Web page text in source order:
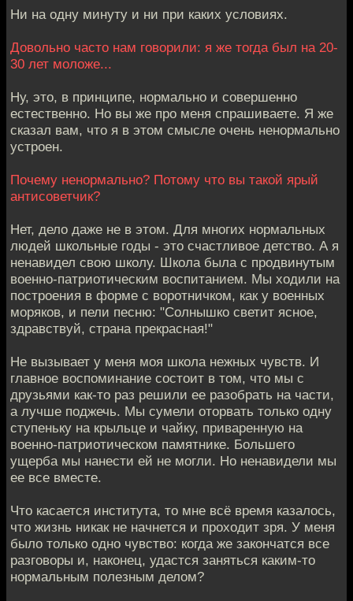
Ни на одну минуту и ни при каких условиях.
Довольно часто нам говорили: я же тогда был на 20-
30 лет моложе...
Ну, это, в принципе, нормально и совершенно
естественно. Но вы же про меня спрашиваете. Я же
сказал вам, что я в этом смысле очень ненормально
устроен.
Почему ненормально? Потому что вы такой ярый
антисоветчик?
Нет, дело даже не в этом. Для многих нормальных
людей школьные годы - это счастливое детство. А я
ненавидел свою школу. Школа была с продвинутым
военно-патриотическим воспитанием. Мы ходили на
построения в форме с воротничком, как у военных
моряков, и пели песню: "Солнышко светит ясное,
здравствуй, страна прекрасная!"
Не вызывает у меня моя школа нежных чувств. И
главное воспоминание состоит в том, что мы с
друзьями как-то раз решили ее разобрать на части,
а лучше поджечь. Мы сумели оторвать только одну
ступеньку на крыльце и чайку, приваренную на
военно-патриотическом памятнике. Большего
ущерба мы нанести ей не могли. Но ненавидели мы
ее все вместе.
Что касается института, то мне всё время казалось,
что жизнь никак не начнется и проходит зря. У меня
было только одно чувство: когда же закончатся все
разговоры и, наконец, удастся заняться каким-то
нормальным полезным делом?